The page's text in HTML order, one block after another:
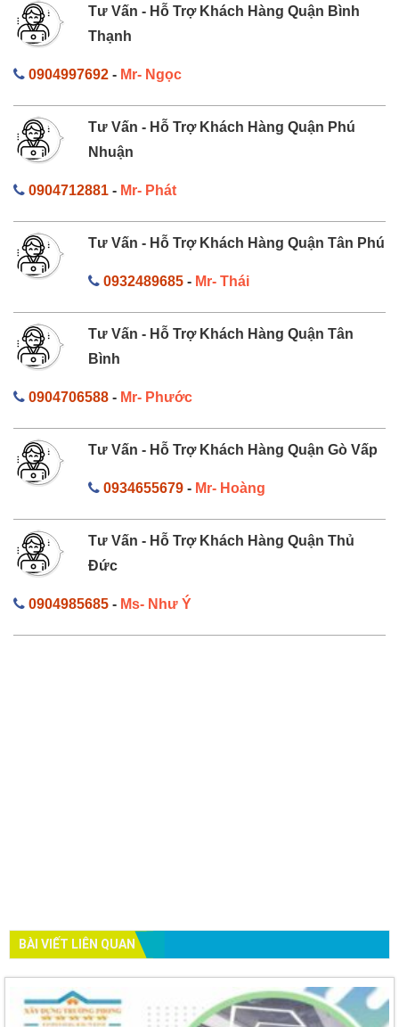
Tư Vấn - Hỗ Trợ Khách Hàng Quận Bình
Thạnh
0904997692 - Mr- Ngọc
Tư Vấn - Hỗ Trợ Khách Hàng Quận Phú
Nhuận
0904712881 - Mr- Phát
Tư Vấn - Hỗ Trợ Khách Hàng Quận Tân Phú
0932489685- Mr- Thái
Tư Vấn - Hỗ Trợ Khách Hàng Quận Tân
Bình
0904706588 - Mr- Phước
Tư Vấn - Hỗ Trợ Khách Hàng Quận Gò Vấp
0934655679- Mr- Hoàng
Tư Vấn - Hỗ Trợ Khách Hàng Quận Thủ
Đức
0904985685 - Ms- Như Ý
BÀI VIẾT LIÊN QUAN